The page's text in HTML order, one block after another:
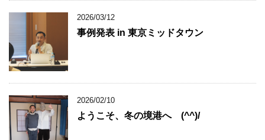
2026/03/12
事例発表 in 東京ミッドタウン
2026/02/10
ようこそ、冬の境港へ (^^)/